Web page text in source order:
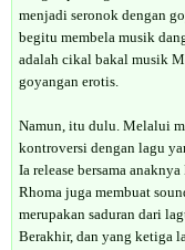
menjadi seronok dengan
begitu membela musik
adalah cikal bakal musik
goyangan erotis.
Namun, itu dulu. Melalui
kontroversi dengan lagu
Ia release bersama
Rhoma juga membuat
merupakan saduran dari
Berakhir, dan yang ketiga